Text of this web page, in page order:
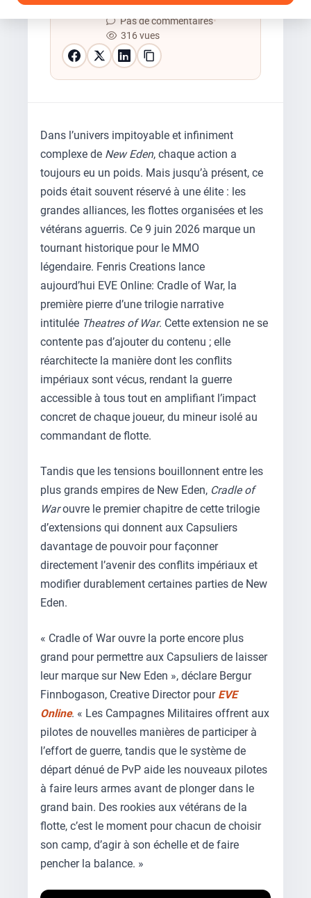
6 min de lecture•
Pas de commentaires•
316 vues
Dans l’univers impitoyable et infiniment
complexe de New Eden, chaque action a
toujours eu un poids. Mais jusqu’à présent, ce
poids était souvent réservé à une élite : les
grandes alliances, les flottes organisées et les
vétérans aguerris. Ce 9 juin 2026 marque un
tournant historique pour le MMO
légendaire. Fenris Creations lance
aujourd’hui EVE Online: Cradle of War, la
première pierre d’une trilogie narrative
intitulée Theatres of War. Cette extension ne se
contente pas d’ajouter du contenu ; elle
réarchitecte la manière dont les conflits
impériaux sont vécus, rendant la guerre
accessible à tous tout en amplifiant l’impact
concret de chaque joueur, du mineur isolé au
commandant de flotte.
Tandis que les tensions bouillonnent entre les
plus grands empires de New Eden, Cradle of
Warouvre le premier chapitre de cette trilogie
d’extensions qui donnent aux Capsuliers
davantage de pouvoir pour façonner
directement l’avenir des conflits impériaux et
modifier durablement certaines parties de New
Eden.
« Cradle of War ouvre la porte encore plus
grand pour permettre aux Capsuliers de laisser
leur marque sur New Eden », déclare Bergur
Finnbogason, Creative Director pour EVE
Online. « Les Campagnes Militaires offrent aux
pilotes de nouvelles manières de participer à
l’effort de guerre, tandis que le système de
départ dénué de PvP aide les nouveaux pilotes
à faire leurs armes avant de plonger dans le
grand bain. Des rookies aux vétérans de la
flotte, c’est le moment pour chacun de choisir
son camp, d’agir à son échelle et de faire
pencher la balance. »